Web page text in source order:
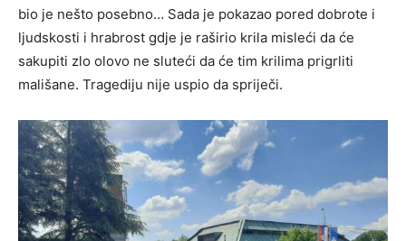
bio je nešto posebno… Sada je pokazao pored dobrote i
ljudskosti i hrabrost gdje je raširio krila misleći da će
sakupiti zlo olovo ne sluteći da će tim krilima prigrliti
mališane. Tragediju nije uspio da spriječi.